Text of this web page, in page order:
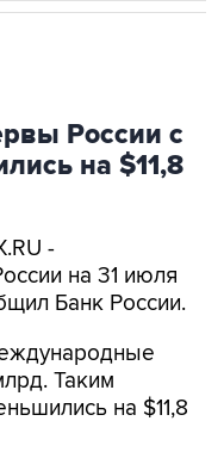
России с
на $11,8
-
на 31 июля
Банк России.
Таким
на $11,8